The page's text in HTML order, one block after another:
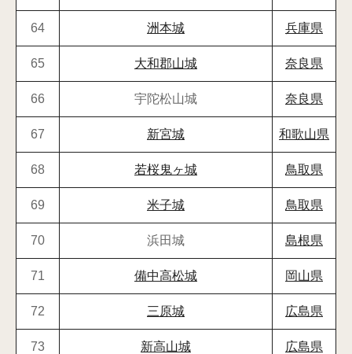
64 洲本城 兵庫県
65 大和郡山城 奈良県
66 宇陀松山城 奈良県
67 新宮城 和歌山県
68 若桜鬼ヶ城 鳥取県
69 米子城 鳥取県
70 浜田城 島根県
71 備中高松城 岡山県
72 三原城 広島県
73 新高山城 広島県